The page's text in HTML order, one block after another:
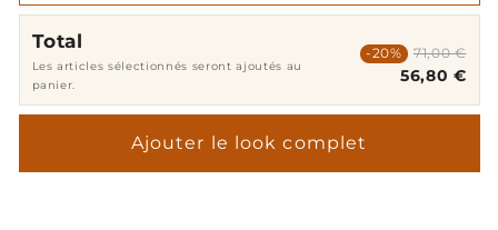
Total
Les articles sélectionnés seront ajoutés au
panier.
-20% 71,00 €
56,80 €
Ajouter le look complet